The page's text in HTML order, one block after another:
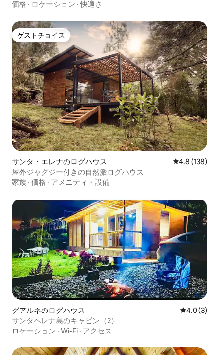
ュー
価格 · ロケーション ·快適さ
ゲストチョイス
ゲストチョイス
サンタ・エレナのログハウス レビュー138
4.8 (138)
屋外ジャグジー付きの自然派ログハウス
家族 · 価格 · アメニティ・設備
グアルネのログハウス レビュー3
4.0 (3)
サンタヘレナ島のキャビン（2）
ロケーション · Wi-Fi · アクセス